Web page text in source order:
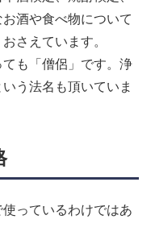
酒や食べ物について
さえています。
も「僧侶」です。浄
う法名も頂いていま
っているわけではあ